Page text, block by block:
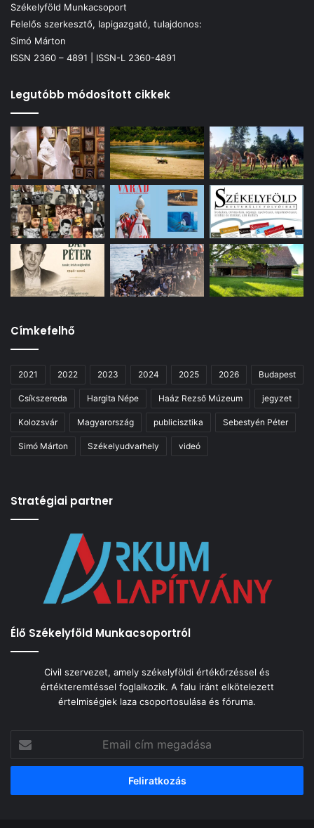
Székelyföld Munkacsoport
Felelős szerkesztő, lapigazgató, tulajdonos:
Simó Márton
ISSN 2360 – 4891 | ISSN-L 2360-4891
Legutóbb módosított cikkek
Címkefelhő
2021 2022 2023 2024 2025 2026 Budapest
Csíkszereda Hargita Népe Haáz Rezső Múzeum jegyzet
Kolozsvár Magyarország publicisztika Sebestyén Péter
Simó Márton Székelyudvarhely videó
Stratégiai partner
Élő Székelyföld Munkacsoportról
Civil szervezet, amely székelyföldi értékőrzéssel és
értékteremtéssel foglalkozik. A falu iránt elkötelezett
értelmiségiek laza csoportosulása és fóruma.
cím
megadása